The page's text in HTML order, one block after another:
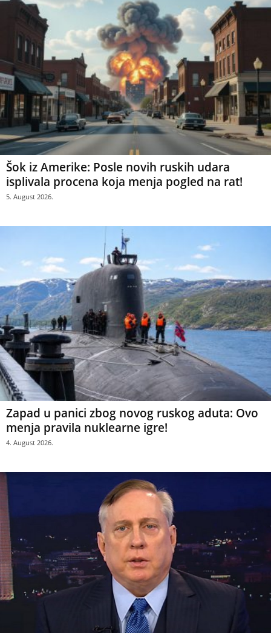
Šok iz Amerike: Posle novih ruskih udara
isplivala procena koja menja pogled na rat!
5. August 2026.
Zapad u panici zbog novog ruskog aduta: Ovo
menja pravila nuklearne igre!
4. August 2026.